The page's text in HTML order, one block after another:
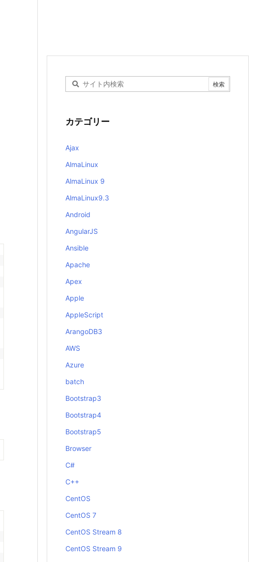
カテゴリー
Ajax
AlmaLinux
AlmaLinux 9
AlmaLinux9.3
Android
AngularJS
Ansible
Apache
Apex
Apple
AppleScript
ArangoDB3
AWS
Azure
batch
Bootstrap3
Bootstrap4
Bootstrap5
Browser
C#
C++
CentOS
CentOS 7
CentOS Stream 8
CentOS Stream 9